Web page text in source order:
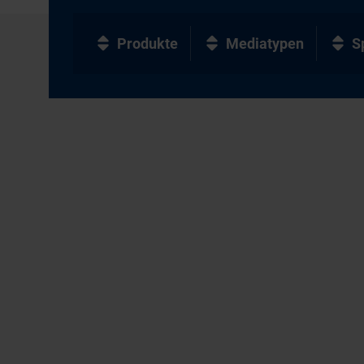
Produkte Mediatypen